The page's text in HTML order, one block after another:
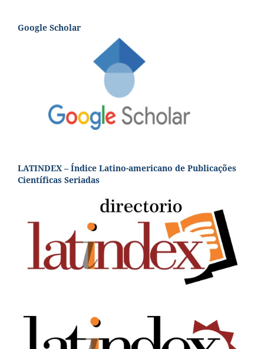
Google Scholar
LATINDEX – Índice Latino-americano de Publicações
Científicas Seriadas